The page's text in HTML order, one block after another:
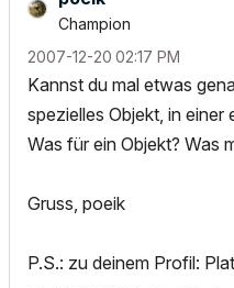
Champion
‎2007-12-20 02:17 PM
Kannst du mal etwas
spezielles Objekt, in einer
Was für ein Objekt? Was
Gruss, poeik
P.S.: zu deinem Profil: